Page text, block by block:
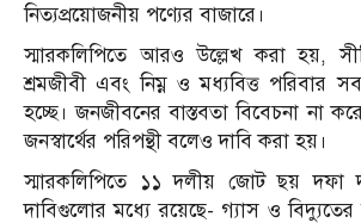
নিত্যপ্রয়োজনীয় পণ্যের বাজারে।
স্মারকলিপিতে আরও উল্লেখ করা হয়,
শ্রমজীবী এবং নিম্ন ও মধ্যবিত্ত পরিবার
হচ্ছে। জনজীবনের বাস্তবতা বিবেচনা না
জনস্বার্থের পরিপন্থী বলেও দাবি করা হয়।
স্মারকলিপিতে ১১ দলীয় জোট ছয় দফা
দাবিগুলোর মধ্যে রয়েছে- গ্যাস ও বিদ্যুতের